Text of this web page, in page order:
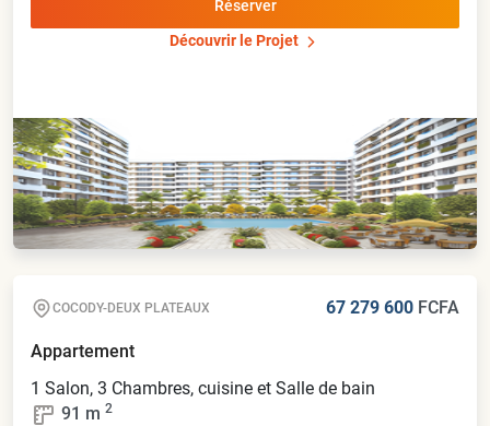
Réserver
Découvrir le Projet
COCODY-DEUX PLATEAUX
Appartement
67 279 600 FCFA
1 Salon, 3 Chambres, cuisine et Salle de bain
91 m 2